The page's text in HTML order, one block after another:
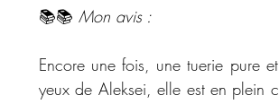
📚📚 Mon avis :
Encore une fois, une tuerie pure
yeux de Aleksei, elle est en plein